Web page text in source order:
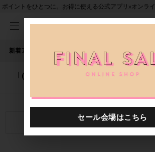
ポイントをひとつに。お得に使える公式アプリ×オンラ
新着アイテム 人気ワード セール 40th限定
「0000014.8880028.0001」
関連キーワード